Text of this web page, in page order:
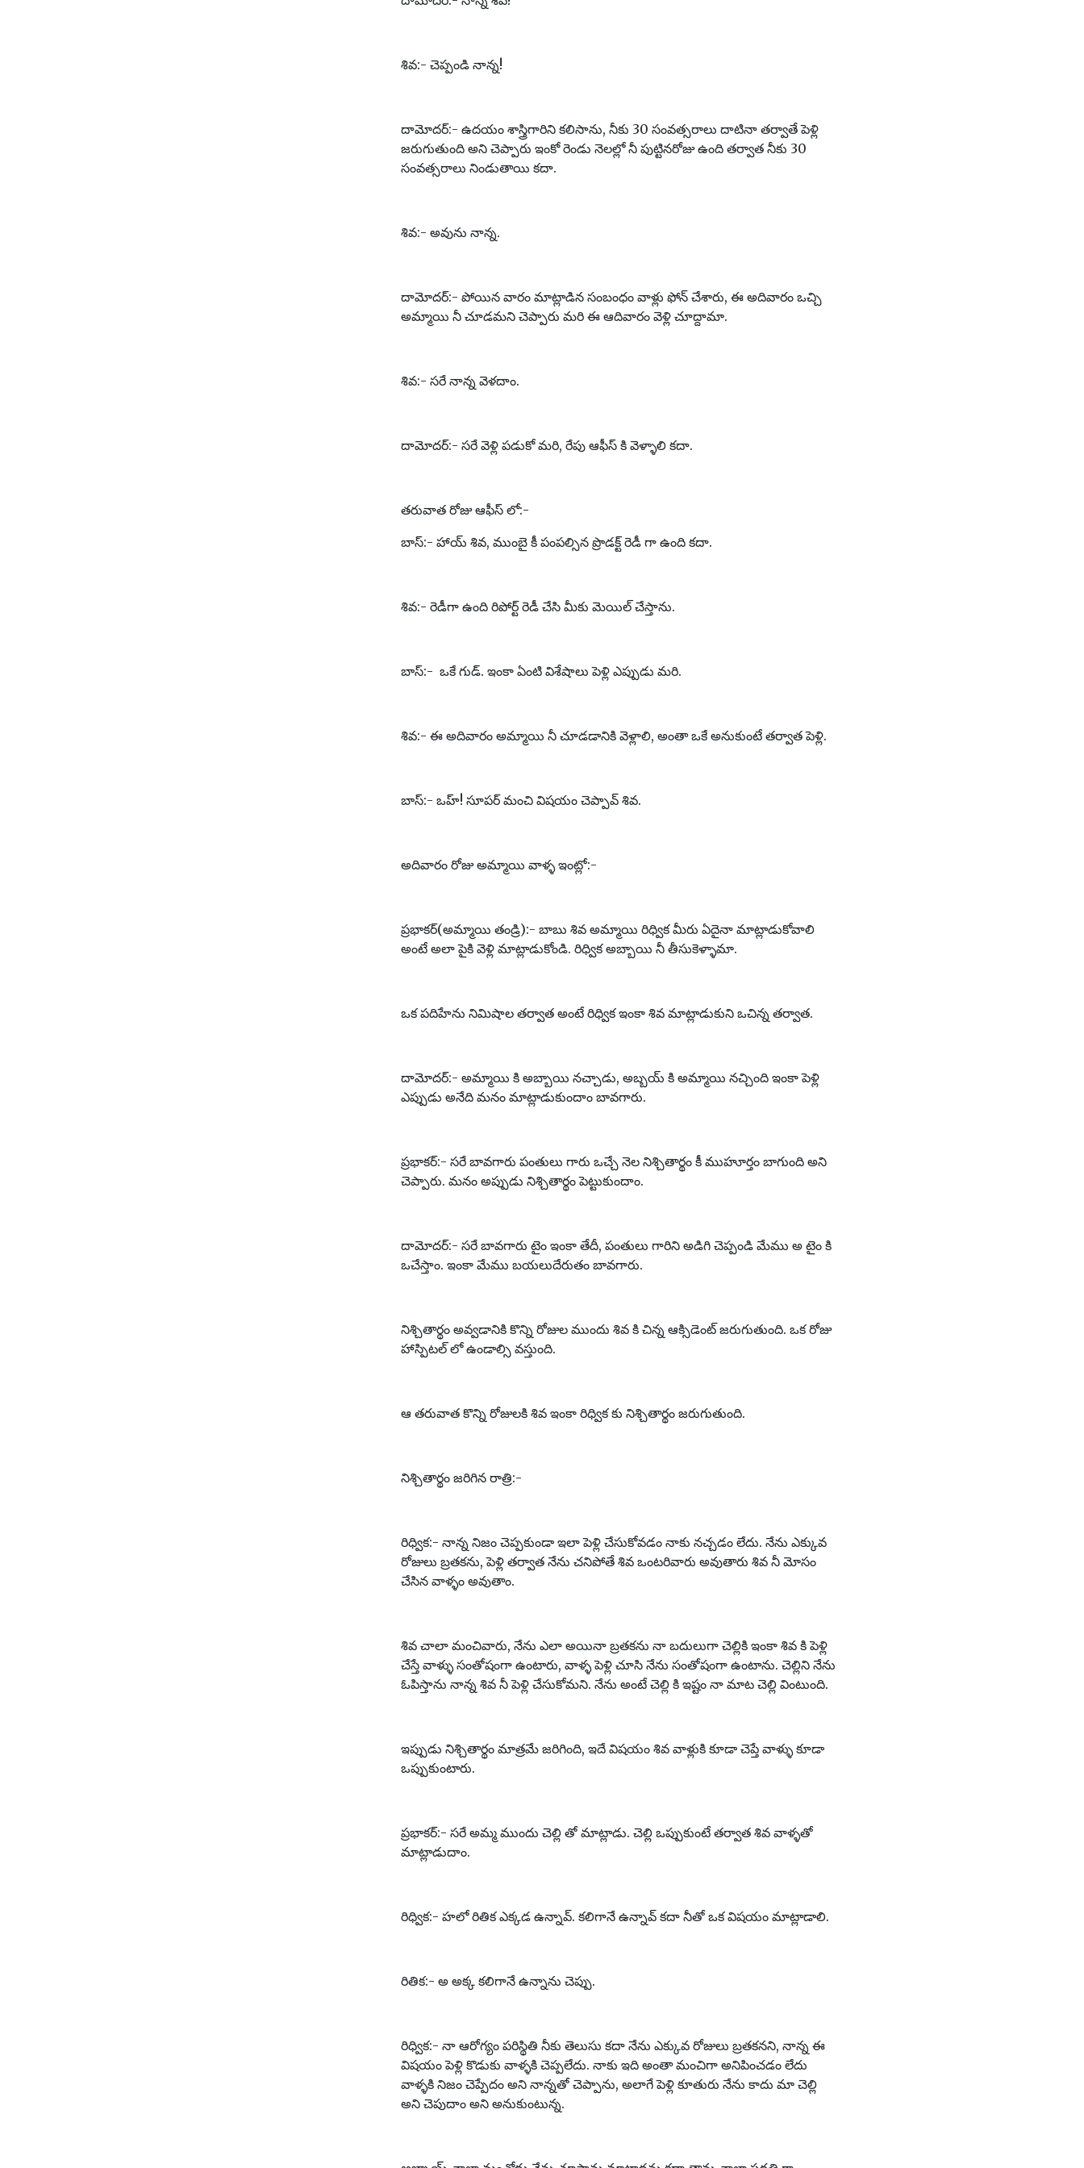
శివ:- చెప్పండి నాన్న!
దామోదర్:- ఉదయం శాస్త్రిగారిని కలిసాను, నీకు 30 సంవత్సరాలు దాటినా తర్వాతే పెళ్లి
జరుగుతుంది అని చెప్పారు ఇంకో రెండు నెలల్లో నీ పుట్టినరోజు ఉంది తర్వాత నీకు 30
సంవత్సరాలు నిండుతాయి కదా.
శివ:- అవును నాన్న.
దామోదర్:- పోయిన వారం మాట్లాడిన సంబంధం వాళ్లు ఫోన్ చేశారు, ఈ అదివారం ఒచ్చి
అమ్మాయి నీ చూడమని చెప్పారు మరి ఈ ఆదివారం వెళ్లి చూద్దామా.
శివ:- సరే నాన్న వెళదాం.
దామోదర్:- సరే వెళ్లి పడుకో మరి, రేపు ఆఫీస్ కి వెళ్ళాలి కదా.
తరువాత రోజు ఆఫీస్ లో:-
బాస్:- హాయ్ శివ, ముంబై కీ పంపల్సిన ప్రొడక్ట్ రెడీ గా ఉంది కదా.
శివ:- రెడీగా ఉంది రిపోర్ట్ రెడీ చేసి మీకు మెయిల్ చేస్తాను.
బాస్:- ఒకే గుడ్. ఇంకా ఏంటి విశేషాలు పెళ్లి ఎప్పుడు మరి.
శివ:- ఈ అదివారం అమ్మాయి నీ చూడడానికి వెళ్లాలి, అంతా ఒకే అనుకుంటే తర్వాత పెళ్లి.
బాస్:- ఒహ్! సూపర్ మంచి విషయం చెప్పావ్ శివ.
అదివారం రోజు అమ్మాయి వాళ్ళ ఇంట్లో:-
ప్రభాకర్(అమ్మాయి తండ్రి):- బాబు శివ అమ్మాయి రిధ్విక మీరు ఏదైనా మాట్లాడుకోవాలి
అంటే అలా పైకి వెళ్లి మాట్లాడుకోండి. రిధ్విక అబ్బాయి నీ తీసుకెళ్ళామా.
ఒక పదిహేను నిమిషాల తర్వాత అంటే రిధ్విక ఇంకా శివ మాట్లాడుకుని ఒచిన్న తర్వాత.
దామోదర్:- అమ్మాయి కి అబ్బాయి నచ్చాడు, అబ్బయ్ కి అమ్మాయి నచ్చింది ఇంకా పెళ్లి
ఎప్పుడు అనేది మనం మాట్లాడుకుందాం బావగారు.
ప్రభాకర్:- సరే బావగారు పంతులు గారు ఒచ్చే నెల నిశ్చితార్థం కీ ముహూర్తం బాగుంది అని
చెప్పారు. మనం అప్పుడు నిశ్చితార్థం పెట్టుకుందాం.
దామోదర్:- సరే బావగారు టైం ఇంకా తేదీ, పంతులు గారిని అడిగి చెప్పండి మేము అ టైం కి
ఒచేస్తాం. ఇంకా మేము బయలుదేరుతం బావగారు.
నిశ్చితార్థం అవ్వడానికి కొన్ని రోజుల ముందు శివ కి చిన్న ఆక్సిడెంట్ జరుగుతుంది. ఒక రోజు
హాస్పిటల్ లో ఉండాల్సి వస్తుంది.
ఆ తరువాత కొన్ని రోజులకి శివ ఇంకా రిధ్విక కు నిశ్చితార్థం జరుగుతుంది.
నిశ్చితార్థం జరిగిన రాత్రి:-
రిధ్విక:- నాన్న నిజం చెప్పకుండా ఇలా పెళ్లి చేసుకోవడం నాకు నచ్చడం లేదు. నేను ఎక్కువ
రోజులు బ్రతకను, పెళ్లి తర్వాత నేను చనిపోతే శివ ఒంటరివారు అవుతారు శివ నీ మోసం
చేసిన వాళ్ళం అవుతాం.
శివ చాలా మంచివారు, నేను ఎలా అయినా బ్రతకను నా బదులుగా చెల్లికి ఇంకా శివ కి పెళ్లి
చేస్తే వాళ్ళు సంతోషంగా ఉంటారు, వాళ్ళ పెళ్లి చూసి నేను సంతోషంగా ఉంటాను. చెల్లిని నేను
ఓపిస్తాను నాన్న శివ నీ పెళ్లి చేసుకోమని. నేను అంటే చెల్లి కి ఇష్టం నా మాట చెల్లి వింటుంది.
ఇప్పుడు నిశ్చితార్థం మాత్రమే జరిగింది, ఇదే విషయం శివ వాళ్లుకి కూడా చెప్తే వాళ్ళు కూడా
ఒప్పుకుంటారు.
ప్రభాకర్:- సరే అమ్మ ముందు చెల్లి తో మాట్లాడు. చెల్లి ఒప్పుకుంటే తర్వాత శివ వాళ్ళతో
మాట్లాడుదాం.
రిధ్విక:- హలో రితిక ఎక్కడ ఉన్నావ్. కలిగానే ఉన్నావ్ కదా నీతో ఒక విషయం మాట్లాడాలి.
రితిక:- అ అక్క కలిగానే ఉన్నాను చెప్పు.
రిధ్విక:- నా ఆరోగ్యం పరిస్థితి నీకు తెలుసు కదా నేను ఎక్కువ రోజులు బ్రతకనని, నాన్న ఈ
విషయం పెళ్లి కొడుకు వాళ్ళకి చెప్పలేదు. నాకు ఇది అంతా మంచిగా అనిపించడం లేదు
వాళ్ళకి నిజం చెప్పేదం అని నాన్నతో చెప్పాను, అలాగే పెళ్లి కూతురు నేను కాదు మా చెల్లి
అని చెపుదాం అని అనుకుంటున్న.